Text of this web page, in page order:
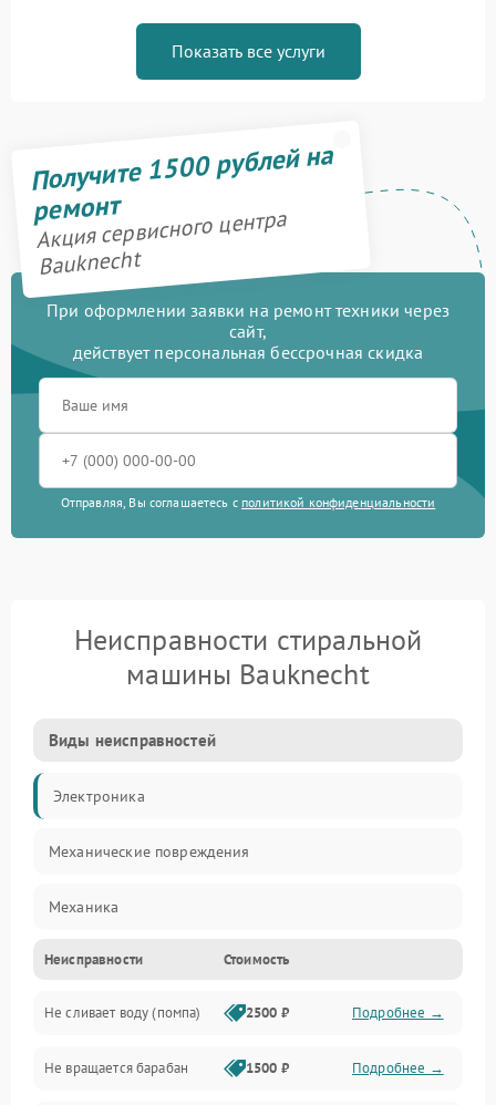
Показать все услуги
Получите 1500 рублей на
ремонт
Акция сервисного центра
Bauknecht
При оформлении заявки на ремонт техники через
сайт,
действует персональная бессрочная скидка
Отправляя, Вы соглашаетесь с политикой конфиденциальности
Неисправности стиральной
машины Bauknecht
Виды неисправностей
Электроника
Механические повреждения
Механика
Электропитание
Водоснабжение
Слив
Неисправности Стоимость
Не сливает воду (помпа) 2500 ₽ Подробнее →
Не вращается барабан 1500 ₽ Подробнее →